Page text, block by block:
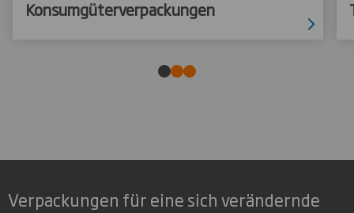
Konsumgüterverpackungen
Verpackungen für eine sich verändernde